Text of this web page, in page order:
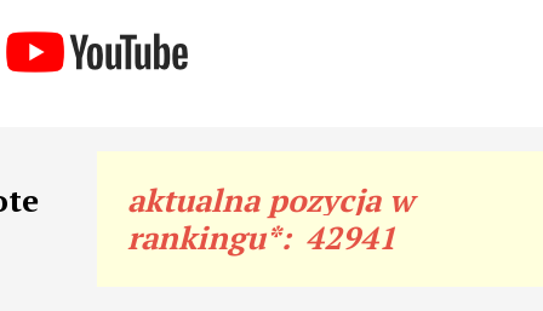
aktualna pozycja w
rankingu*: 42941